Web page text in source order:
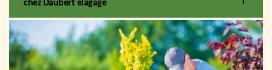
chez Daubert elagage